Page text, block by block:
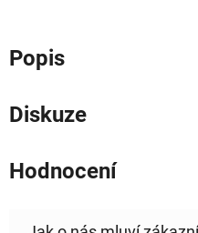
Popis
Diskuze
Hodnocení